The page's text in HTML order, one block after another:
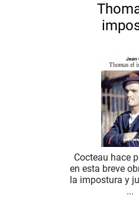
Cocteau hace
en esta breve
la impostura y
...